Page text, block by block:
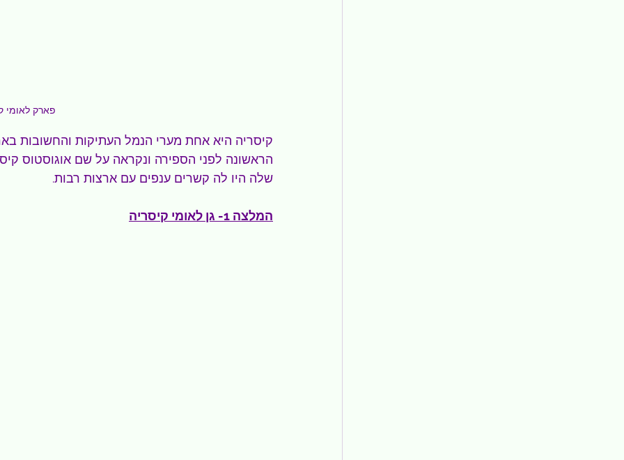
פארק לאומי
קיסריה היא אחת מערי הנמל העתיקות והחשובות
הראשונה לפני הספירה ונקראה על שם אוגוסטוס
שלה היו לה קשרים ענפים עם ארצות רבות.
המלצה 1- גן לאומי קיסריה